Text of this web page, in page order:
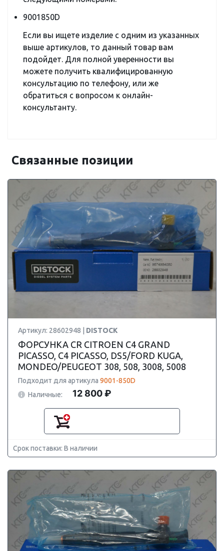
9001850D
Если вы ищете изделие с одним из указанных
выше артикулов, то данный товар вам
подойдет. Для полной уверенности вы
можете получить квалифицированную
консультацию по телефону, или же
обратиться с вопросом к онлайн-
консультанту.
Связанные позиции
Артикул: 28602948 | DISTOCK
ФОРСУНКА CR CITROEN C4 GRAND
PICASSO, C4 PICASSO, DS5/FORD KUGA,
MONDEO/PEUGEOT 308, 508, 3008, 5008
Подходит для артикула 9001-850D
Наличные:
12 800 ₽
Срок поставки: В наличии